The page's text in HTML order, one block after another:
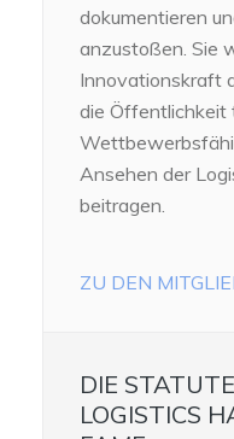
dokumentieren
anzustoßen. Sie
Innovationskraft
die Öffentlichkeit
Ansehen der
beitragen.
ZU DEN
DIE
LOGISTICS